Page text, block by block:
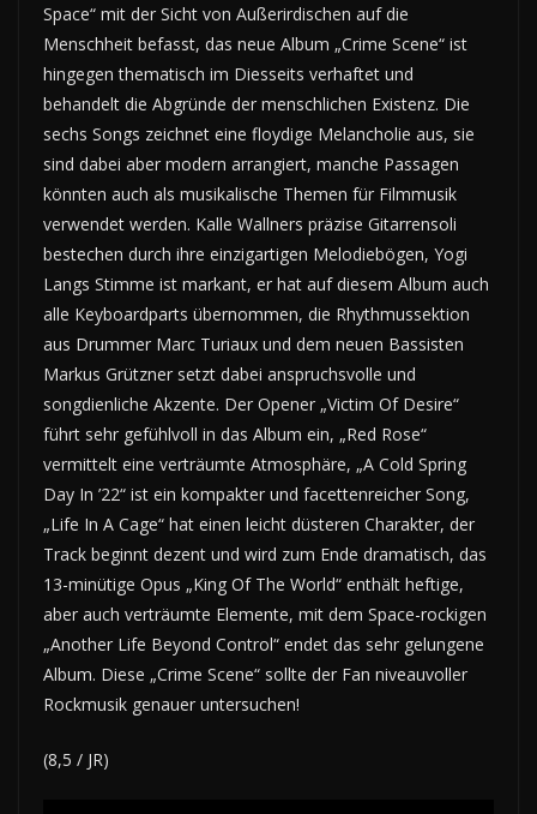
Space“ mit der Sicht von Außerirdischen auf die
Menschheit befasst, das neue Album „Crime Scene“ ist
hingegen thematisch im Diesseits verhaftet und
behandelt die Abgründe der menschlichen Existenz. Die
sechs Songs zeichnet eine floydige Melancholie aus, sie
sind dabei aber modern arrangiert, manche Passagen
könnten auch als musikalische Themen für Filmmusik
verwendet werden. Kalle Wallners präzise Gitarrensoli
bestechen durch ihre einzigartigen Melodiebögen, Yogi
Langs Stimme ist markant, er hat auf diesem Album auch
alle Keyboardparts übernommen, die Rhythmussektion
aus Drummer Marc Turiaux und dem neuen Bassisten
Markus Grützner setzt dabei anspruchsvolle und
songdienliche Akzente. Der Opener „Victim Of Desire“
führt sehr gefühlvoll in das Album ein, „Red Rose“
vermittelt eine verträumte Atmosphäre, „A Cold Spring
Day In ’22“ ist ein kompakter und facettenreicher Song,
„Life In A Cage“ hat einen leicht düsteren Charakter, der
Track beginnt dezent und wird zum Ende dramatisch, das
13-minütige Opus „King Of The World“ enthält heftige,
aber auch verträumte Elemente, mit dem Space-rockigen
„Another Life Beyond Control“ endet das sehr gelungene
Album. Diese „Crime Scene“ sollte der Fan niveauvoller
Rockmusik genauer untersuchen!
(8,5 / JR)